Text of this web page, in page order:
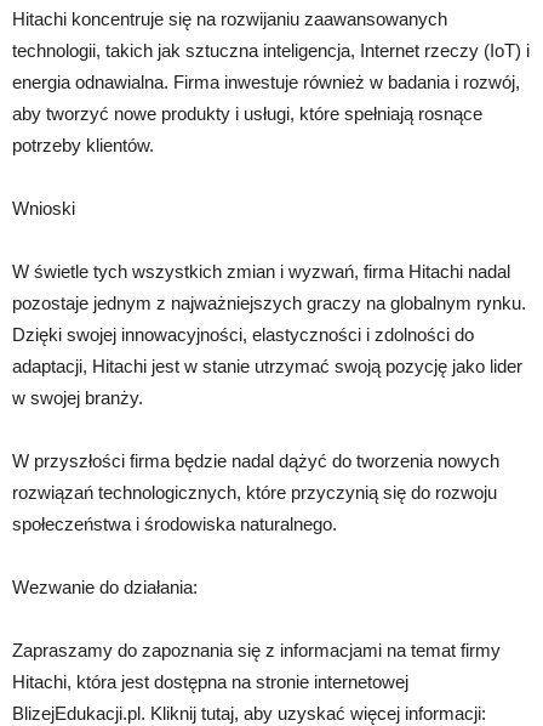
Hitachi koncentruje się na rozwijaniu zaawansowanych
technologii, takich jak sztuczna inteligencja, Internet rzeczy (IoT) i
energia odnawialna. Firma inwestuje również w badania i rozwój,
aby tworzyć nowe produkty i usługi, które spełniają rosnące
potrzeby klientów.
Wnioski
W świetle tych wszystkich zmian i wyzwań, firma Hitachi nadal
pozostaje jednym z najważniejszych graczy na globalnym rynku.
Dzięki swojej innowacyjności, elastyczności i zdolności do
adaptacji, Hitachi jest w stanie utrzymać swoją pozycję jako lider
w swojej branży.
W przyszłości firma będzie nadal dążyć do tworzenia nowych
rozwiązań technologicznych, które przyczynią się do rozwoju
społeczeństwa i środowiska naturalnego.
Wezwanie do działania:
Zapraszamy do zapoznania się z informacjami na temat firmy
Hitachi, która jest dostępna na stronie internetowej
BlizejEdukacji.pl. Kliknij tutaj, aby uzyskać więcej informacji: